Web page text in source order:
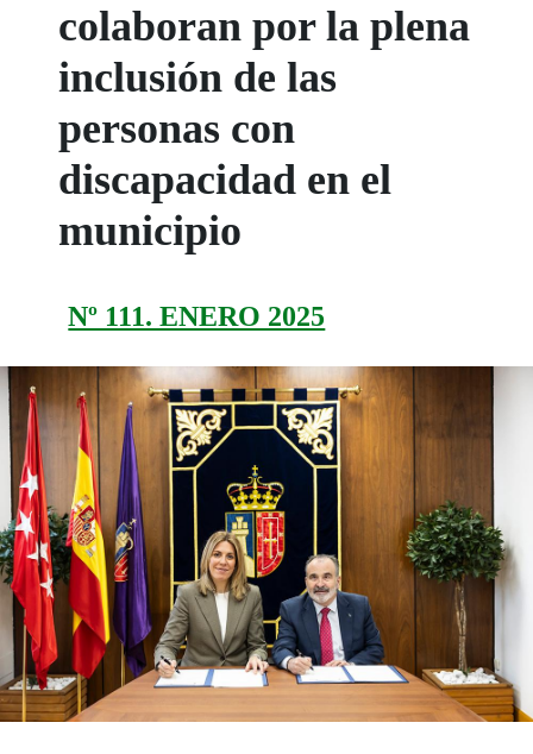
colaboran por la plena
inclusión de las
personas con
discapacidad en el
municipio
Nº 111. ENERO 2025